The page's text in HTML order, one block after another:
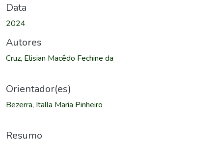
Data
2024
Autores
Cruz, Elisian Macêdo Fechine da
Orientador(es)
Bezerra, Italla Maria Pinheiro
Resumo